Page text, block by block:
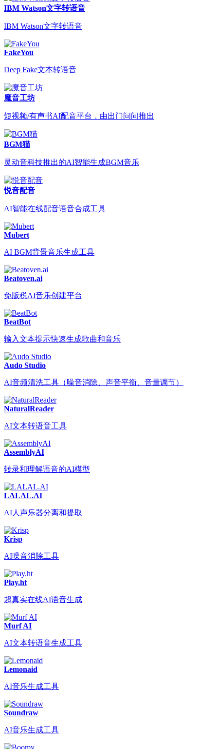
IBM Watson文字转语音
IBM Watson文字转语音
FakeYou
Deep Fake文本转语音
魔音工坊
短视频/有声书AI配音平台，由出门问问推出
BGM猫
灵动音科技推出的AI智能生成BGM音乐
悦音配音
AI智能在线配音语音合成工具
Mubert
AI BGM背景音乐生成工具
Beatoven.ai
免版税AI音乐创建平台
BeatBot
输入文本提示快速生成歌曲和音乐
Audo Studio
AI音频清洗工具（噪音消除、声音平衡、音量调节）
NaturalReader
AI文本转语音工具
AssemblyAI
转录和理解语音的AI模型
LALAL.AI
AI人声乐器分离和提取
Krisp
AI噪音消除工具
Play.ht
超真实在线AI语音生成
Murf AI
AI文本转语音生成工具
Lemonaid
AI音乐生成工具
Soundraw
AI音乐生成工具